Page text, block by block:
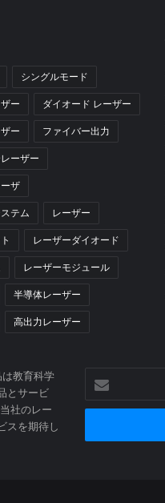
シングルモード
ー ダイオード レーザー
ー ファイバー出力
ーザー
ザ
テム レーザー
レーザーダイオード
レーザーモジュール
半導体レーザー
高出力レーザー
教育科学
とサービ
社のレー
スを期待し
your
Email